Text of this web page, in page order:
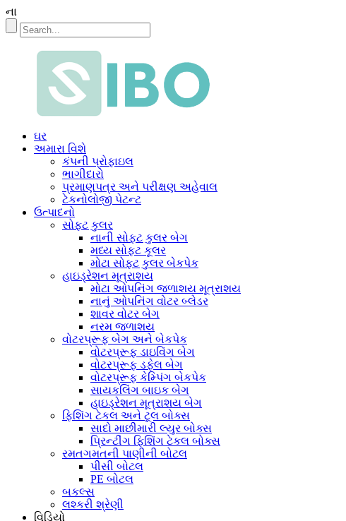
ના
ઘર
અમારા વિશે
કંપની પ્રોફાઇલ
ભાગીદારો
પ્રમાણપત્ર અને પરીક્ષણ અહેવાલ
ટેકનોલોજી પેટન્ટ
ઉત્પાદનો
સોફ્ટ કુલર
નાની સોફ્ટ કુલર બેગ
મધ્ય સોફ્ટ કૂલર
મોટા સોફ્ટ કુલર બેકપેક
હાઇડ્રેશન મૂત્રાશય
મોટા ઓપનિંગ જળાશય મૂત્રાશય
નાનું ઓપનિંગ વોટર બ્લેડર
શાવર વોટર બેગ
નરમ જળાશય
વોટરપ્રૂફ બેગ અને બેકપેક
વોટરપ્રૂફ ડાઇવિંગ બેગ
વોટરપ્રૂફ ડફેલ બેગ
વોટરપ્રૂફ કેમ્પિંગ બેકપેક
સાયકલિંગ બાઇક બેગ
હાઇડ્રેશન મૂત્રાશય બેગ
ફિશિંગ ટેકલ અને ટૂલ બોક્સ
સાદો માછીમારી લ્યુર બોક્સ
પ્રિન્ટીંગ ફિશિંગ ટેકલ બોક્સ
રમતગમતની પાણીની બોટલ
પીસી બોટલ
PE બોટલ
બકલ્સ
લશ્કરી શ્રેણી
વિડિયો